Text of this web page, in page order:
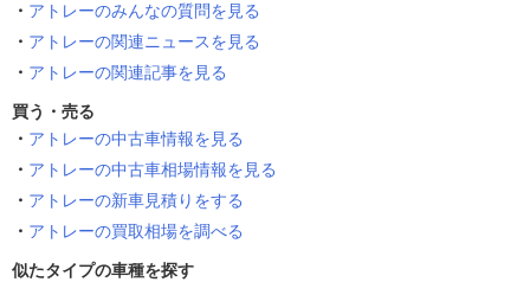
アトレーのみんなの質問を見る
アトレーの関連ニュースを見る
アトレーの関連記事を見る
買う・売る
アトレーの中古車情報を見る
アトレーの中古車相場情報を見る
アトレーの新車見積りをする
アトレーの買取相場を調べる
似たタイプの車種を探す